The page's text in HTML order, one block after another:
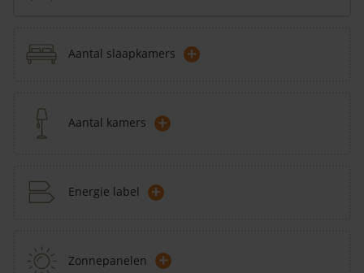
Aantal slaapkamers +
Aantal kamers +
Energie label +
Zonnepanelen +